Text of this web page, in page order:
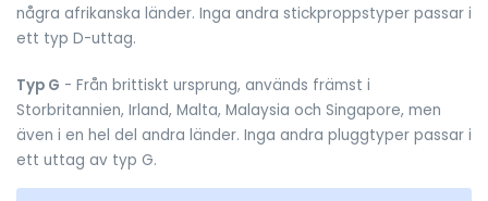
några afrikanska länder. Inga andra stickproppstyper passar i
ett typ D-uttag.
Typ G - Från brittiskt ursprung, används främst i
Storbritannien, Irland, Malta, Malaysia och Singapore, men
även i en hel del andra länder. Inga andra pluggtyper passar i
ett uttag av typ G.